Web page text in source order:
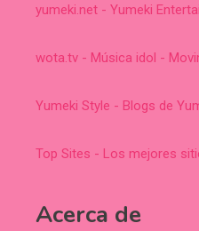
yumeki.net - Yumeki
wota.tv - Música idol -
Yumeki Style - Blogs de
Top Sites - Los mejores
Acerca de